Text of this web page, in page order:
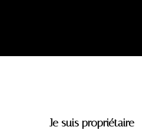
Je suis propriétaire